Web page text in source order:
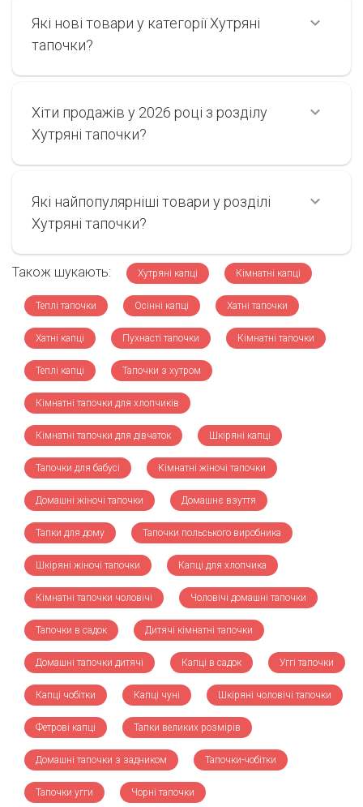
Які нові товари у категорії Хутряні
тапочки?
Хіти продажів у 2026 році з розділу
Хутряні тапочки?
Які найпопулярніші товари у розділі
Хутряні тапочки?
Також шукають: Хутряні капці Кімнатні капці
Теплі тапочки Осінні капці Хатні тапочки
Хатні капці Пухнасті тапочки Кімнатні тапочки
Теплі капці Тапочки з хутром
Кімнатні тапочки для хлопчиків
Кімнатні тапочки для дівчаток Шкіряні капці
Тапочки для бабусі Кімнатні жіночі тапочки
Домашні жіночі тапочки Домашнє взуття
Тапки для дому Тапочки польського виробника
Шкіряні жіночі тапочки Капці для хлопчика
Кімнатні тапочки чоловічі Чоловічі домашні тапочки
Тапочки в садок Дитячі кімнатні тапочки
Домашні тапочки дитячі Капці в садок Уггі тапочки
Капці чобітки Капці чуні Шкіряні чоловічі тапочки
Фетрові капці Тапки великих розмірів
Домашні тапочки з задником Тапочки-чобітки
Тапочки угги Чорні тапочки